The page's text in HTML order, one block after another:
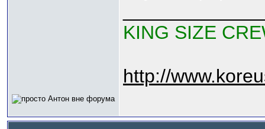
KING SIZE
http://